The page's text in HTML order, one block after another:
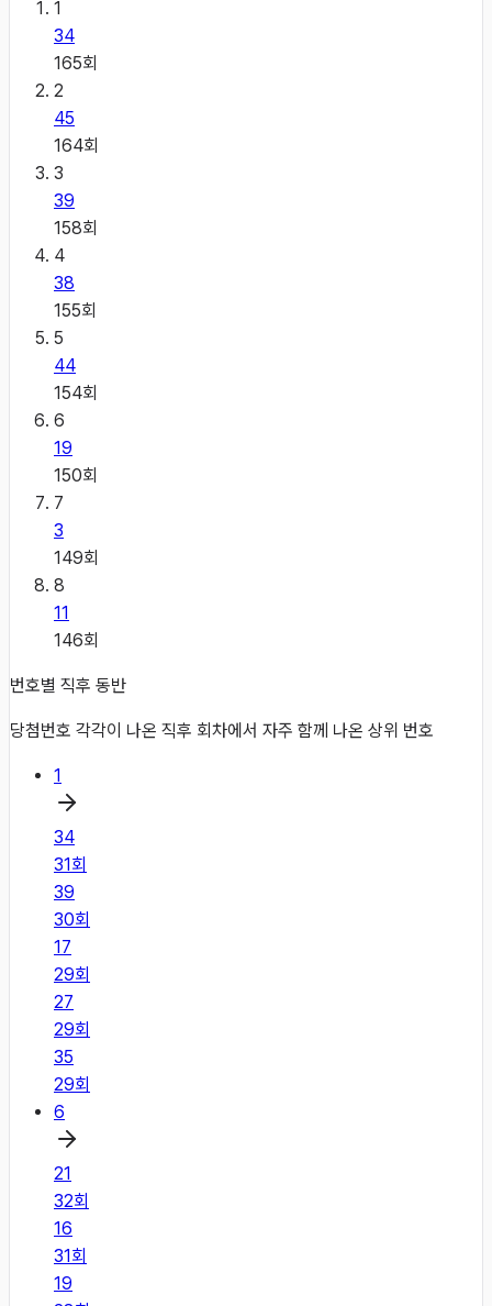
1
34
165회
2
45
164회
3
39
158회
4
38
155회
5
44
154회
6
19
150회
7
3
149회
8
11
146회
번호별 직후 동반
당첨번호 각각이 나온 직후 회차에서 자주 함께 나온 상위 번호
1
34
31회
39
30회
17
29회
27
29회
35
29회
6
21
32회
16
31회
19